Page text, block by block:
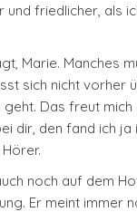
und friedlicher, als
Marie. Manches
sich nicht vorher
Das freut mich
dir, den fand ich ja
noch auf dem
Er meint immer